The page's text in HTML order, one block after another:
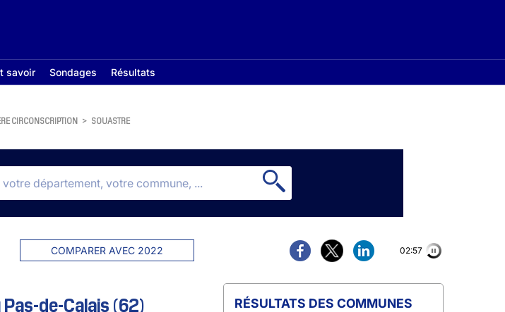
savoir Sondages Résultats
CIRCONSCRIPTION > SOUASTRE
COMPARER AVEC 2022 02:56
de-Calais (62)
COMMUNES